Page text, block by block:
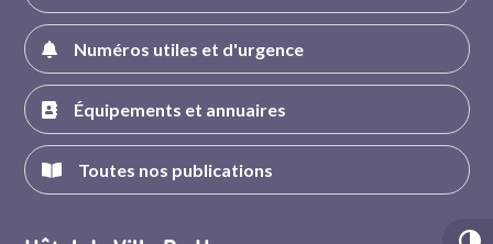
Numéros utiles et d'urgence
Équipements et annuaires
Toutes nos publications